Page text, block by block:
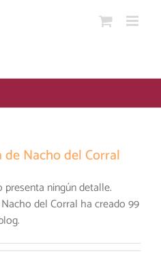
deNacho del Corral
presenta ningún detalle.
del Corral ha creado 99